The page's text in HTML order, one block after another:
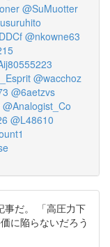
@SuMuotter
@nkowne63
@wacchoz
@6aetzvs
@Analogist_Co
@L48610
事だ。 「高圧力下
に陥らないだろう